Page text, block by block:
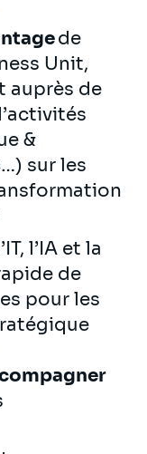
de
Unit,
auprès de
&
sur les
l’IA et la
de
pour les